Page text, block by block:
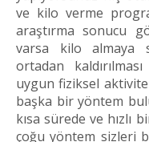
ve kilo verme
araştırma sonucu
varsa kilo almaya
ortadan
uygun fiziksel aktivite
başka bir yöntem
kısa sürede ve hızlı
çoğu yöntem sizleri